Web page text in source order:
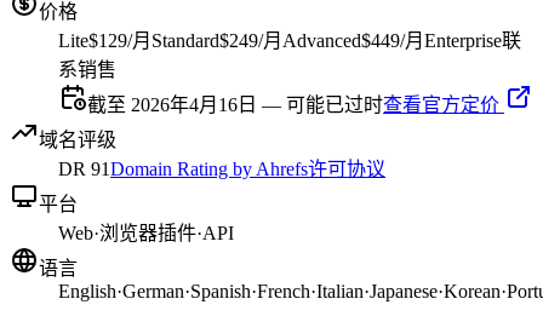
价格
Lite$129/月 Standard$249/月 Advanced$449/月 Enterprise联
系销售
截至 2026年4月16日 — 可能已过时查看官方定价
域名评级
DR 91Domain Rating by Ahrefs许可协议
平台
Web·浏览器插件·API
语言
English·German·Spanish·French·Italian·Japanese·Korean·